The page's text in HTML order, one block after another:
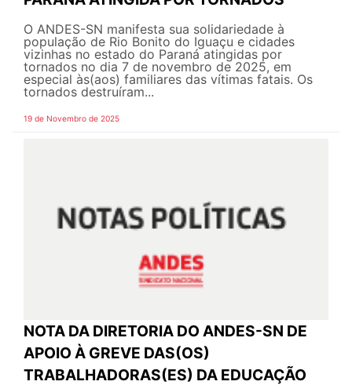
O ANDES-SN manifesta sua solidariedade à
população de Rio Bonito do Iguaçu e cidades
vizinhas no estado do Paraná atingidas por
tornados no dia 7 de novembro de 2025, em
especial às(aos) familiares das vítimas fatais. Os
tornados destruíram...
19 de Novembro de 2025
NOTA DA DIRETORIA DO ANDES-SN DE
APOIO À GREVE DAS(OS)
TRABALHADORAS(ES) DA EDUCAÇÃO